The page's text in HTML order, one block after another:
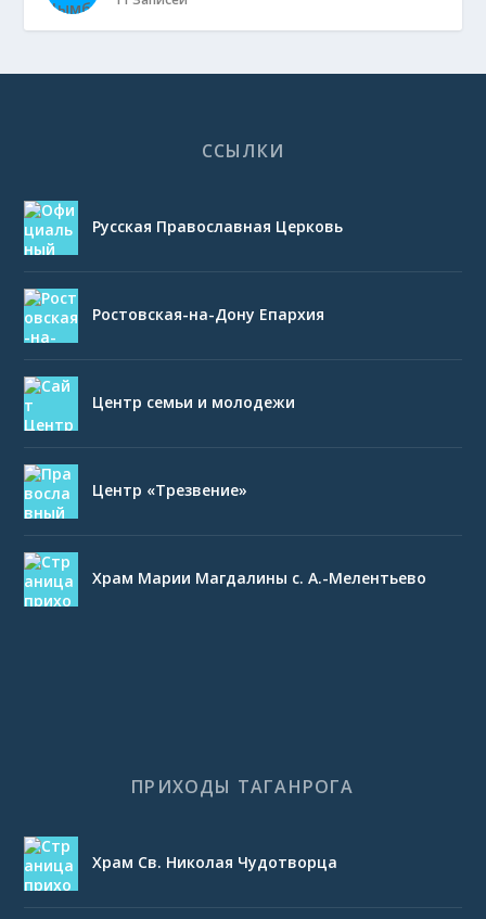
ССЫЛКИ
Русская Православная Церковь
Ростовская-на-Дону Епархия
Центр семьи и молодежи
Центр «Трезвение»
Храм Марии Магдалины с. А.-Мелентьево
ПРИХОДЫ ТАГАНРОГА
Храм Св. Николая Чудотворца